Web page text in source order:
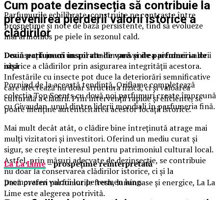
Cum poate dezinsecția să contribuie la
prevenirea pierderii valorii istorice a
clădirilor
Dezinsecția joacă un rol vital în prevenirea pierderii valorii
istorice a clădirilor prin asigurarea integrității acestora.
Infestările cu insecte pot duce la deteriorări semnificative
care afectează nu doar structura fizică, ci și valoarea
culturală a clădirii. Prin intervenții rapide și eficiente, se
poate menține autenticitatea acestor locații istorice.
Mai mult decât atât, o clădire bine întreținută atrage mai
mulți vizitatori și investitori. Oferind un mediu curat și
sigur, se crește interesul pentru patrimoniul cultural local.
Astfel, prin măsuri adecvate de dezinsecție, se contribuie
nu doar la conservarea clădirilor istorice, ci și la
promovarea valorii lor pe termen lung.
Parfumurile echilibrate, construite pe contraste între
prospețime și note de bază persistente, tind să evolueze
mai armonios pe piele în sezonul cald.
Două parfumuri inspirate de vară și de parfumeria de
nișă
Pornind de la această tendință, Oriflame completează
colecția Top Scents cu două noi parfumuri create împreună
cu Givaudan, unul dintre liderii mondiali în parfumeria fină.
La La Lime– prospețime reinterpretată
Dacă preferi parfumurile fresh, luminoase și energice, La La
Lime este alegerea potrivită.